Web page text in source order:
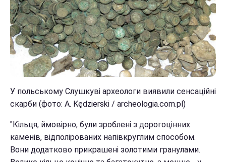
У польському Слушкуві археологи виявили сенсаційні
скарби (фото: A. Kędzierski / archeologia.com.pl)
"Кільця, ймовірно, були зроблені з дорогоцінних
каменів, відполірованих напівкруглим способом.
Вони додатково прикрашені золотими гранулами.